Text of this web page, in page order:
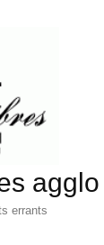
agglo
errants